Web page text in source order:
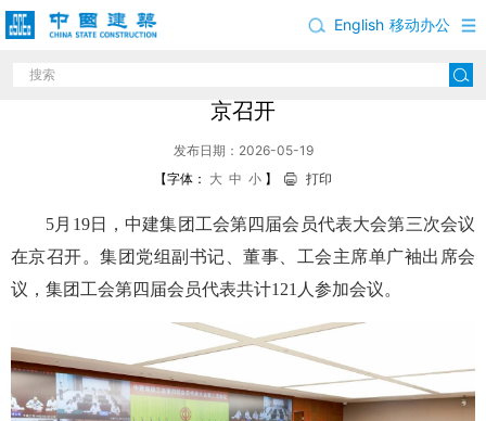
移动办公
English
中建集团工会第四届会员代表大会第三次会议在
京召开
发布日期：2026-05-19
【字体： 大 中 小 】 打印
5月19日，中建集团工会第四届会员代表大会第三次会议
在京召开。集团党组副书记、董事、工会主席单广袖出席会
议，集团工会第四届会员代表共计121人参加会议。